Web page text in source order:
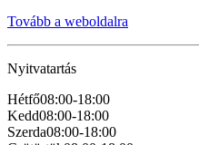
Tovább a weboldalra
Nyitvatartás
Hétfő08:00-18:00
Kedd08:00-18:00
Szerda08:00-18:00